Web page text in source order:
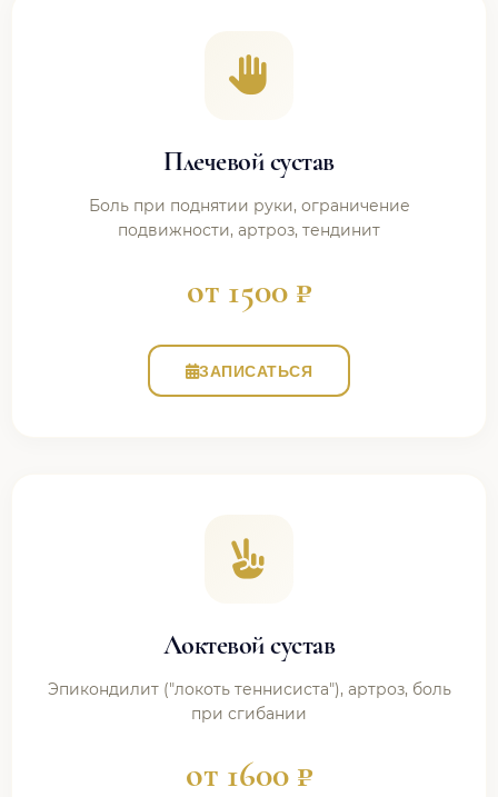
Плечевой сустав
Боль при поднятии руки, ограничение
подвижности, артроз, тендинит
от 1500 ₽
ЗАПИСАТЬСЯ
Локтевой сустав
Эпикондилит ("локоть теннисиста"), артроз, боль
при сгибании
от 1600 ₽